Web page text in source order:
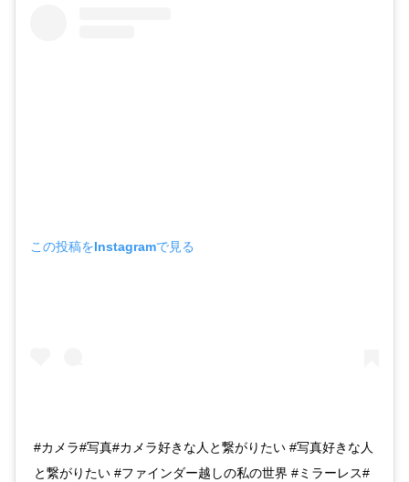
この投稿をInstagramで見る
#カメラ#写真#カメラ好きな人と繋がりたい #写真好きな人
と繋がりたい #ファインダー越しの私の世界 #ミラーレス#